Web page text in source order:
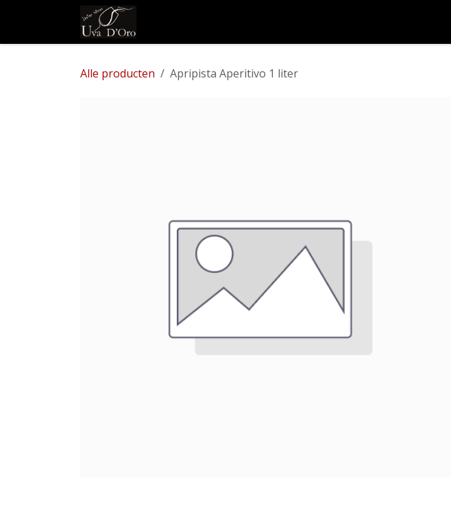
Overslaan naar inhoud
Alle producten Apripista Aperitivo 1 liter